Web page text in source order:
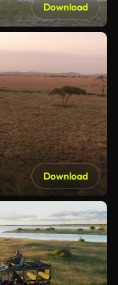
Download
Download